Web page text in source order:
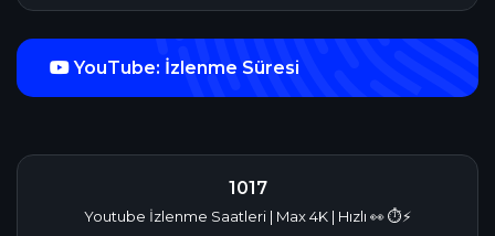
YouTube: İzlenme Süresi
1017
Youtube İzlenme Saatleri | Max 4K | Hızlı 👀 ⏱️⚡️